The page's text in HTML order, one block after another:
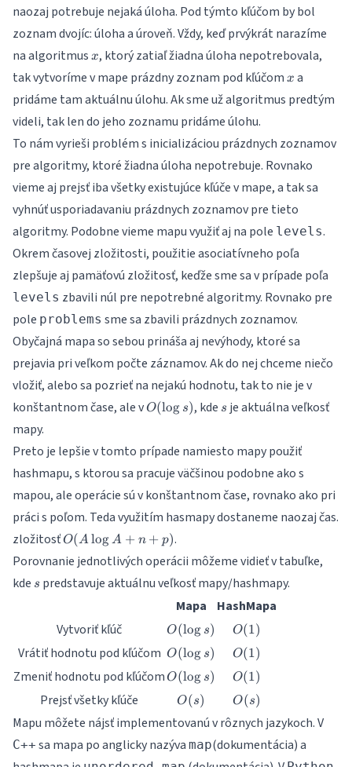
naozaj potrebuje nejaká úloha. Pod týmto kľúčom by bol
zoznam dvojíc: úloha a úroveň. Vždy, keď prvýkrát narazíme
na algoritmus x
x, ktorý zatiaľ žiadna úloha nepotrebovala,
tak vytvoríme v mape prázdny zoznam pod kľúčom x
x a
pridáme tam aktuálnu úlohu. Ak sme už algoritmus predtým
videli, tak len do jeho zoznamu pridáme úlohu.
To nám vyrieši problém s inicializáciou prázdnych zoznamov
pre algoritmy, ktoré žiadna úloha nepotrebuje. Rovnako
vieme aj prejsť iba všetky existujúce kľúče v mape, a tak sa
vyhnúť usporiadavaniu prázdnych zoznamov pre tieto
algoritmy. Podobne vieme mapu využiť aj na pole levels.
Okrem časovej zložitosti, použitie asociatívneho poľa
zlepšuje aj pamäťovú zložitosť, keďže sme sa v prípade poľa
levels zbavili núl pre nepotrebné algoritmy. Rovnako pre
pole problems sme sa zbavili prázdnych zoznamov.
Obyčajná mapa so sebou prináša aj nevýhody, ktoré sa
prejavia pri veľkom počte záznamov. Ak do nej chceme niečo
vložiť, alebo sa pozrieť na nejakú hodnotu, tak to nie je v
konštantnom čase, ale vO(\log
O(log s), kde s
s je aktuálna veľkosť
mapy.
Preto je lepšie v tomto prípade namiesto mapy použiť
hashmapu, s ktorou sa pracuje väčšinou podobne ako s
mapou, ale operácie sú v konštantnom čase, rovnako ako pri
práci s poľom. Teda využitím hasmapy dostaneme naozaj čas.
zložitosťO(A\log
A + n +
p)
O(A log A + n + p).
Porovnanie jednotlivých operácii môžeme vidieť v tabuľke,
kde s
s predstavuje aktuálnu veľkosť mapy/hashmapy.
Mapa
HashMapa
Vytvoriť kľúč
O(\log
s)
O(log s) O(1)
O(1)
Vrátiť hodnotu pod kľúčom O(\log
s)
O(log s) O(1)
O(1)
Zmeniť hodnotu pod kľúčomO(\log
s)
O(log s) O(1)
O(1)
Prejsť všetky kľúče O(s)
O(s) O(s)
O(s)
Mapu môžete nájsť implementovanú v rôznych jazykoch. V
C++ sa mapa po anglicky nazýva map(dokumentácia) a